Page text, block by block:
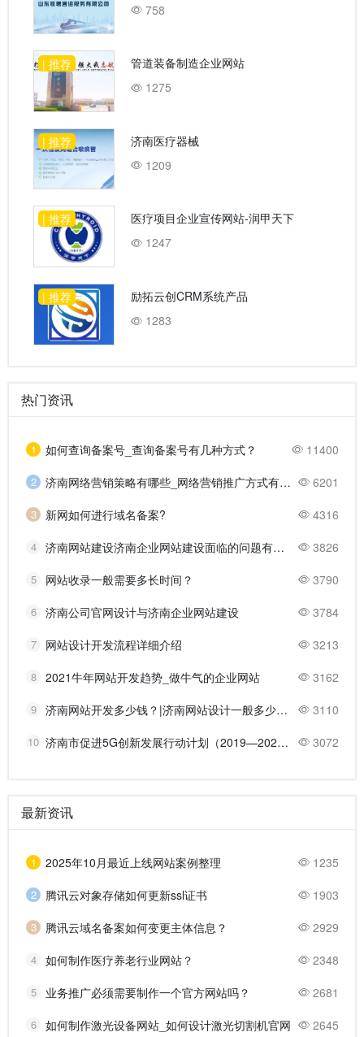
758
| 推荐
管道装备制造企业网站
1275
| 推荐
济南医疗器械
1209
| 推荐
医疗项目企业宣传网站-润甲天下
1247
| 推荐
励拓云创CRM系统产品
1283
热门资讯
1 11400
如何查询备案号_查询备案号有几种方式？
2 6201
济南网络营销策略有哪些_网络营销推广方式有哪些？
3 4316
新网如何进行域名备案?
4 3826
济南网站建设济南企业网站建设面临的问题有哪些？
5 3790
网站收录一般需要多长时间？
6 3784
济南公司官网设计与济南企业网站建设
7 3213
网站设计开发流程详细介绍
8 3162
2021牛年网站开发趋势_做牛气的企业网站
9 3110
济南网站开发多少钱？|济南网站设计一般多少钱？
10 3072
济南市促进5G创新发展行动计划（2019—2021年）的主要任务
最新资讯
1 1235
2025年10月最近上线网站案例整理
2 1903
腾讯云对象存储如何更新ssl证书
3 2929
腾讯云域名备案如何变更主体信息？
4 2348
如何制作医疗养老行业网站？
5 2681
业务推广必须需要制作一个官方网站吗？
6 2645
如何制作激光设备网站_如何设计激光切割机官网